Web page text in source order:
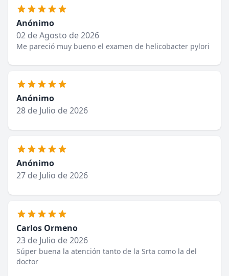
Anónimo
02 de Agosto de 2026
Me pareció muy bueno el examen de helicobacter pylori
Anónimo
28 de Julio de 2026
Anónimo
27 de Julio de 2026
Carlos Ormeno
23 de Julio de 2026
Súper buena la atención tanto de la Srta como la del
doctor